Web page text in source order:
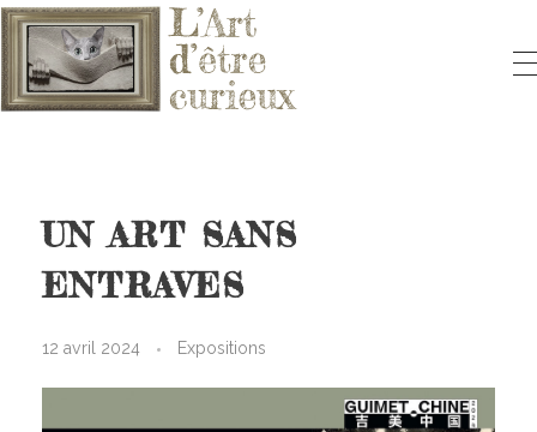
UN ART SANS
ENTRAVES
12 avril 2024 Expositions